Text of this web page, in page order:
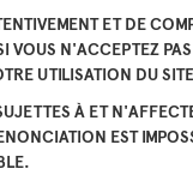
ET DE
VOUS N'ACCEPTEZ
UTILISATION DU
À ET
EST